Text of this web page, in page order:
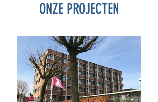
ONZE PROJECTEN